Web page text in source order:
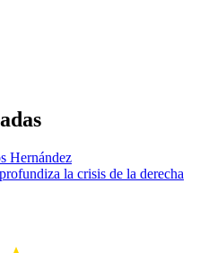
Hernández
la crisis de la derecha